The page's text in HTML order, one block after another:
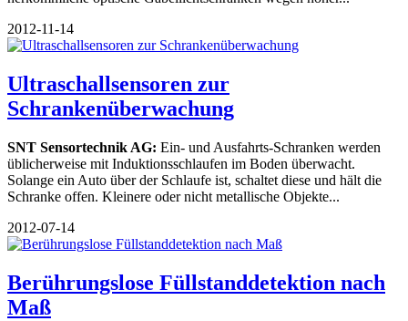
2012-11-14
Ultraschallsensoren zur
Schrankenüberwachung
SNT Sensortechnik AG: Ein- und Ausfahrts-Schranken werden
üblicherweise mit Induktionsschlaufen im Boden überwacht.
Solange ein Auto über der Schlaufe ist, schaltet diese und hält die
Schranke offen. Kleinere oder nicht metallische Objekte...
2012-07-14
Berührungslose Füllstanddetektion nach
Maß